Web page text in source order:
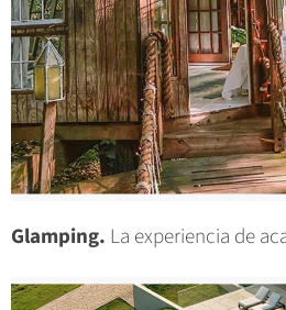
Glamping. La experiencia de